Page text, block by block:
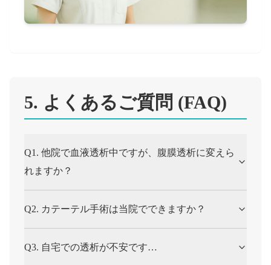
5. よくあるご質問 (FAQ)
Q1. 他院で血液透析中ですが、腹膜透析に変えら
れますか？
Q2. カテーテル手術は当院でできますか？
Q3. 自宅での透析が不安です…